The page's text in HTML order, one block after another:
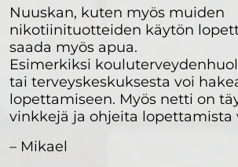
Nuuskan, kuten myös muiden
nikotiinituotteiden käytön
saada myös apua.
Esimerkiksi
tai terveyskeskuksesta voi
lopettamiseen. Myös netti on
vinkkejä ja ohjeita lopettamista
– Mikael